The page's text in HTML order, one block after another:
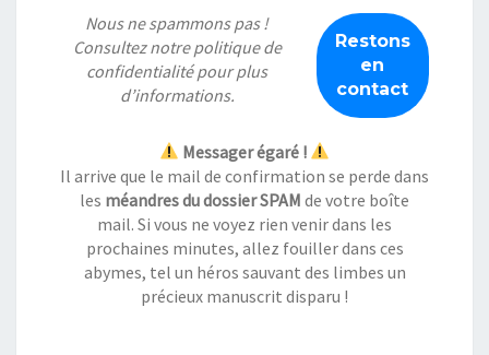
Nous ne spammons pas !
Consultez notrepolitique de
confidentialitépour plus
d’informations.
Messager égaré !
Il arrive que le mail de confirmation se perde dans
les méandres du dossier SPAM de votre boîte
mail. Si vous ne voyez rien venir dans les
prochaines minutes, allez fouiller dans ces
abymes, tel un héros sauvant des limbes un
précieux manuscrit disparu !